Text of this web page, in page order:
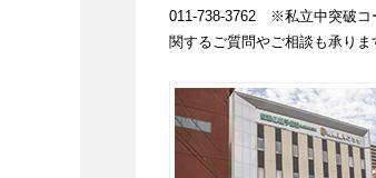
011-738-3762 ※私立中突破コ
関するご質問やご相談も承りま